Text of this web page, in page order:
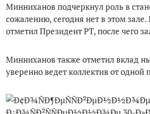
Минниханов подчеркнул роль в
сожалению, сегодня нет в этом
отметил Президент РТ, после чего
Минниханов также отметил вклад
уверенно ведет коллектив от одной